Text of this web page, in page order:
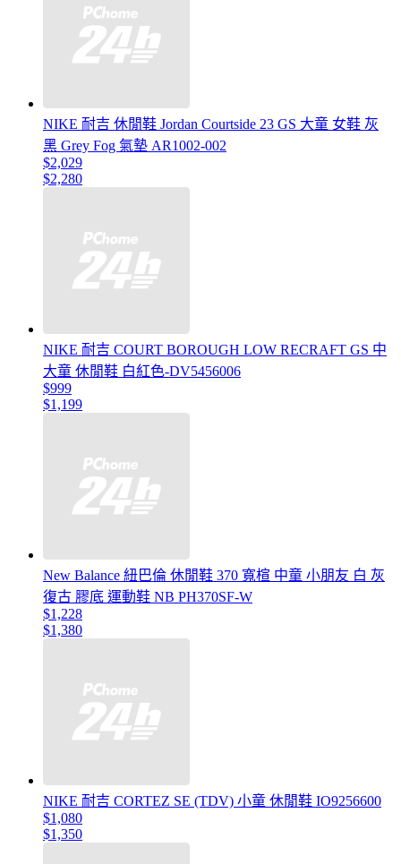
NIKE 耐吉 休閒鞋 Jordan Courtside 23 GS 大童 女鞋 灰
黑 Grey Fog 氣墊 AR1002-002
$2,029
$2,280
NIKE 耐吉 COURT BOROUGH LOW RECRAFT GS 中
大童 休閒鞋 白紅色-DV5456006
$999
$1,199
New Balance 紐巴倫 休閒鞋 370 寬楦 中童 小朋友 白 灰
復古 膠底 運動鞋 NB PH370SF-W
$1,228
$1,380
NIKE 耐吉 CORTEZ SE (TDV) 小童 休閒鞋 IO9256600
$1,080
$1,350